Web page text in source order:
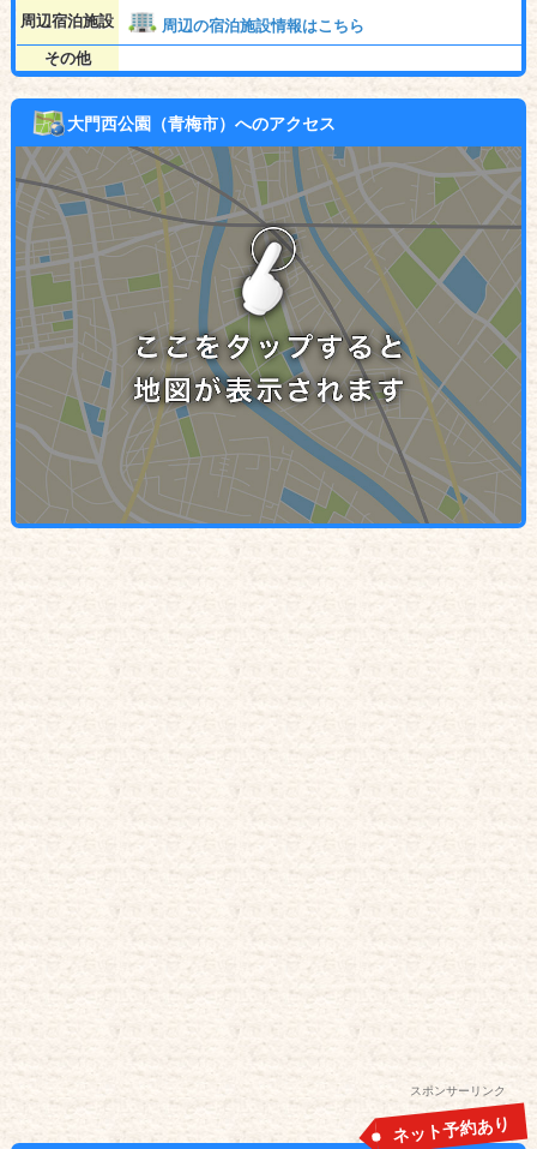
周辺宿泊施設
周辺の宿泊施設情報はこちら
その他
大門西公園（青梅市）へのアクセス
スポンサーリンク
ネット予約あり